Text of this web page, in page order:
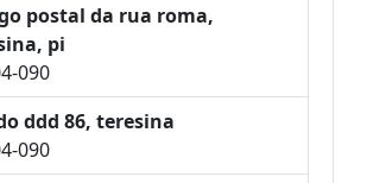
postal da rua roma,
pi
090
ddd 86, teresina
090